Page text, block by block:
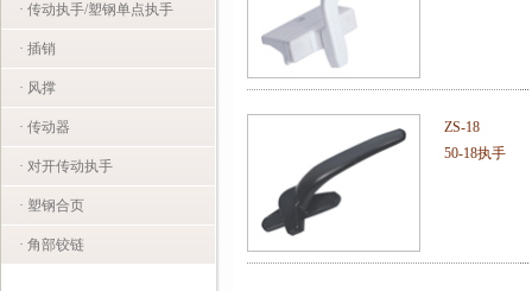
· 传动执手/塑钢单点执手
· 插销
· 风撑
· 传动器
· 对开传动执手
· 塑钢合页
· 角部铰链
ZS-18
50-18执手